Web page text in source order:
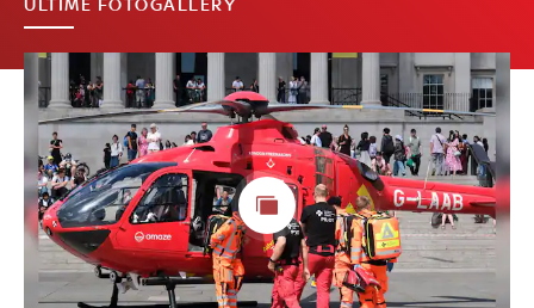
ULTIME FOTOGALLERY